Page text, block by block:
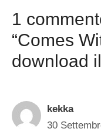
1
“Comes
download
kekka
30